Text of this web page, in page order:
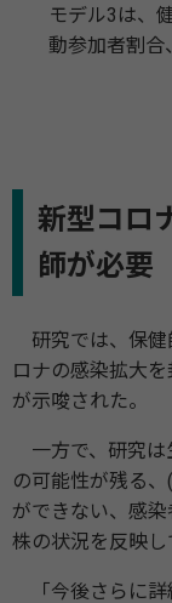
モデル3は、
動参加者割合
新型コロ
師が必要
研究では、保健
ロナの感染拡大
が示唆された。
一方で、研究は
の可能性が残る
ができない、感
株の状況を反映し
「今後さらに詳